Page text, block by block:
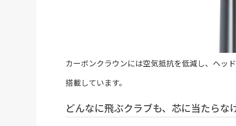
カーボンクラウンには空気抵抗を低減し、ヘッ
搭載しています。
どんなに飛ぶクラブも、芯に当たらな